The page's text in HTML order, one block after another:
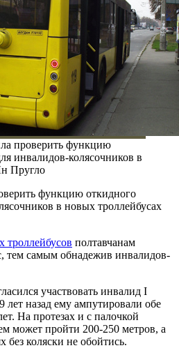
проверить функцию
инвалидов-колясочников в
Пругло
функцию откидного
в новых троллейбусах
троллейбусов полтавчанам
тем самым обнадежив инвалидов-
участвовать инвалид І
назад ему ампутировали обе
На протезах и с палочкой
может пройти 200-250 метров, а
без коляски не обойтись.